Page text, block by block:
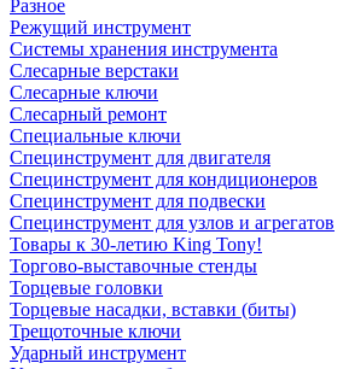
Разное
Режущий инструмент
Системы хранения инструмента
Слесарные верстаки
Слесарные ключи
Слесарный ремонт
Специальные ключи
Специнструмент для двигателя
Специнструмент для кондиционеров
Специнструмент для подвески
Специнструмент для узлов и агрегатов
Товары к 30-летию King Tony!
Торгово-выставочные стенды
Торцевые головки
Торцевые насадки, вставки (биты)
Трещоточные ключи
Ударный инструмент